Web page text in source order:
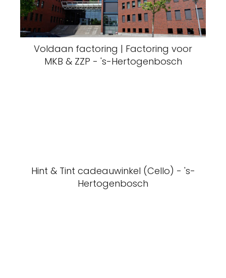
Voldaan factoring | Factoring voor
MKB & ZZP - 's-Hertogenbosch
Hint & Tint cadeauwinkel (Cello) - 's-
Hertogenbosch